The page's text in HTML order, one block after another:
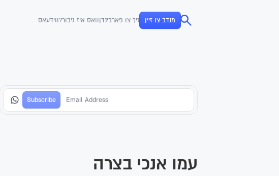
מנדב צו זיין זיך צו פארבינדןוואס איז גיבור?ווידעאס
עמו אנכי בצרה